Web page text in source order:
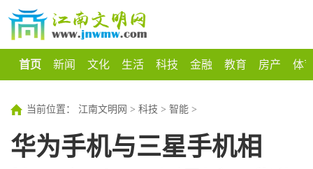
首页 新闻 文化 生活 科技 金融 教育 房产 体
当前位置： 江南文明网 > 科技 > 智能 >
华为手机与三星手机相